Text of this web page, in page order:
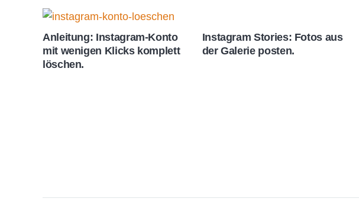
Anleitung: Instagram-Konto
mit wenigen Klicks komplett
löschen.
Instagram Stories: Fotos aus
der Galerie posten.